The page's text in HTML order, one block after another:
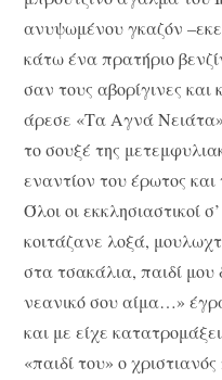
ανυψωμένου γκαζόν
κάτω ένα πρατήριο
σαν τους αβορίγινες
άρεσε «Τα Αγνά
το σουξέ της
εναντίον του έρωτος
Όλοι οι εκκλησιαστικοί
κοιτάζανε λοξά,
στα τσακάλια, παιδί μου
νεανικό σου αίμα…»
και με είχε
«παιδί του» ο